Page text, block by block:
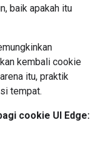
baik apakah itu
kembali cookie
itu, praktik
tempat.
cookie UI Edge: